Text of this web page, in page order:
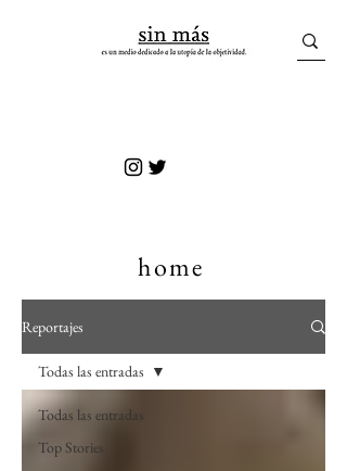
home
Reportajes
Todas las entradas
Top Stories
Todas las entradas